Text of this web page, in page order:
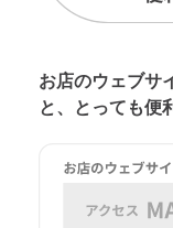
お店のウェブサ
と、とっても便